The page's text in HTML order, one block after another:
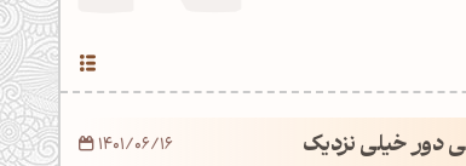
دور خیلی نزدیک 1401/06/16